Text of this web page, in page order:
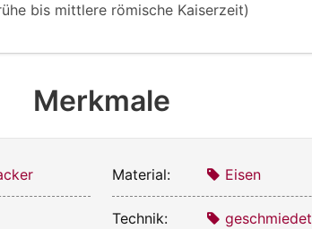
bis mittlere römische Kaiserzeit)
Merkmale
Material: Eisen
Technik: geschmiedet